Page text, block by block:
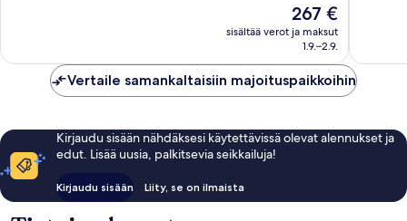
arvostelua
Hinta
on
267 €
267 €
sisältää verot ja maksut
1.9.–2.9.
Vertaile samankaltaisiin majoituspaikkoihin
Kirjaudu sisään nähdäksesi käytettävissä olevat alennukset ja
edut. Lisää uusia, palkitsevia seikkailuja!
Kirjaudu sisään Liity, se on ilmaista